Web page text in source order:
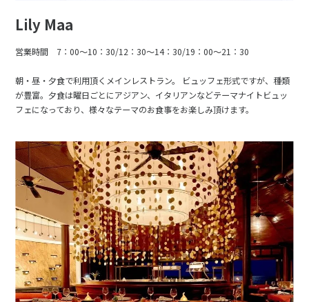
Lily Maa
営業時間 7：00～10：30/12：30～14：30/19：00～21：30
朝・昼・夕食で利用頂くメインレストラン。 ビュッフェ形式ですが、種類
が豊富。夕食は曜日ごとにアジアン、イタリアンなどテーマナイトビュッ
フェになっており、様々なテーマのお食事をお楽しみ頂けます。